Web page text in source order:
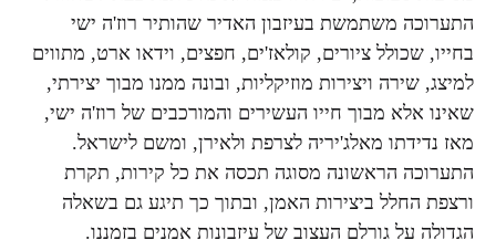
התערוכה משתמשת בעיזבון האדיר שהותיר רוז'ה ישי
בחייו, שכולל ציורים, קולאז'ים, חפצים, וידאו ארט, מתווים
למיצג, שירה ויצירות מוזיקליות, ובונה ממנו מבוך יצירתי,
שאינו אלא מבוך חייו העשירים והמורכבים של רוז'ה ישי,
מאז נדידתו מאלג'יריה לצרפת ולאירן, ומשם לישראל.
התערוכה הראשונה מסוגה תכסה את כל קירות, תקרת
ורצפת החלל ביצירות האמן, ובתוך כך תיגע גם בשאלה
הגדולה על גורלם העצוב של עיזבונות אמנים בזמננו.